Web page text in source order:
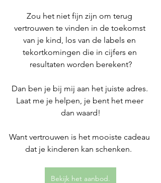
Zou het niet fijn zijn om terug
vertrouwen te vinden in de toekomst
van je kind, los van de labels en
tekortkomingen die in cijfers en
resultaten worden berekent?
Dan ben je bij mij aan het juiste adres.
Laat me je helpen, je bent het meer
dan waard!
Want vertrouwen is het mooiste cadeau
dat je kinderen kan schenken.
Bekijk het aanbod.